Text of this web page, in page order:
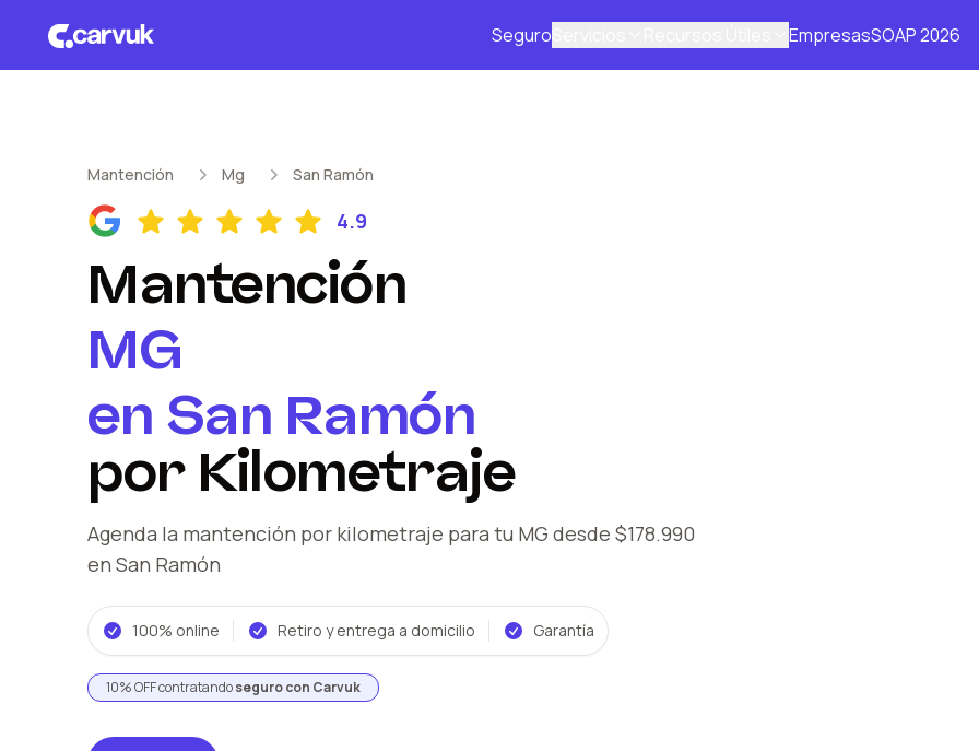
Seguro EmpresasSOAP 2026
Mantención Mg San Ramón
4.9
Mantención
MG
en San Ramón
por Kilometraje
Agenda la mantención por kilometraje para tu MG desde $178.990
en San Ramón
100% online Retiro y entrega a domicilio Garantía
10% OFF contratandoseguro con Carvuk